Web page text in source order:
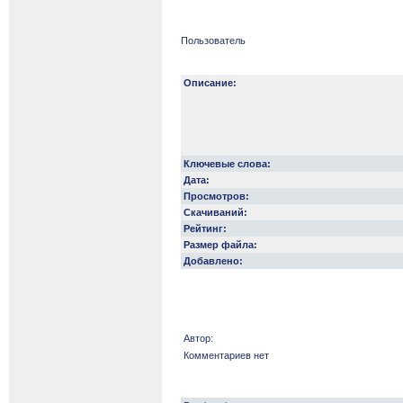
Пользователь
Описание:
Ключевые слова:
Дата:
Просмотров:
Скачиваний:
Рейтинг:
Размер файла:
Добавлено:
Автор:
Комментариев нет